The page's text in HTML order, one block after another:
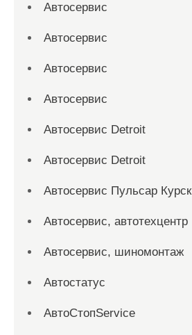
Автосервис
Автосервис
Автосервис
Автосервис
Автосервис Detroit
Автосервис Detroit
Автосервис Пульсар Курск
Автосервис, автотехцентр
Автосервис, шиномонтаж
Автостатус
АвтоСтопService